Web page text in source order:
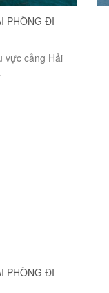
PHÒNG ĐI
vực cảng Hải
PHÒNG ĐI